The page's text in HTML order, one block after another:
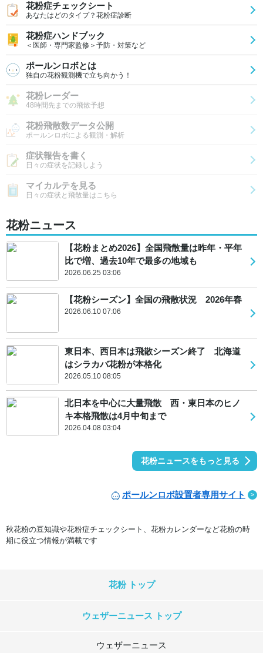
花粉症チェックシート
あなたはどのタイプ？花粉症診断
花粉症ハンドブック
＜医師・専門家監修＞予防・対策など
ポールンロボとは
独自の花粉観測機で立ち向かう！
花粉レーダー
48時間先までの飛散予想
花粉飛散数データ公開
ポールンロボによる観測・解析
症状報告を書く
日々の症状を記録しよう
マイカルテを見る
日々の症状と飛散量はこちら
花粉ニュース
【花粉まとめ2026】全国飛散量は昨年・平年
比で増、過去10年で最多の地域も
2026.06.25 03:06
【花粉シーズン】全国の飛散状況 2026年春
2026.06.10 07:06
東日本、西日本は飛散シーズン終了 北海道
はシラカバ花粉が本格化
2026.05.10 08:05
北日本を中心に大量飛散 西・東日本のヒノ
キ本格飛散は4月中旬まで
2026.04.08 03:04
花粉ニュースをもっと見る
ポールンロボ設置者専用サイト
秋花粉の豆知識や花粉症チェックシート、花粉カレンダーなど花粉の時
期に役立つ情報が満載です
花粉 トップ
ウェザーニュース トップ
ウェザーニュース